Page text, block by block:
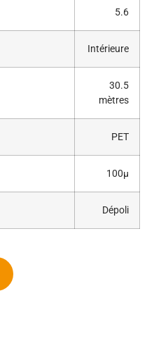
5.6
Intérieure
30.5
mètres
PET
100μ
Dépoli